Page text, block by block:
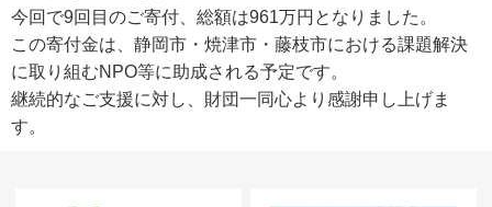
今回で9回目のご寄付、総額は961万円となりました。
この寄付金は、静岡市・焼津市・藤枝市における課題解決
に取り組むNPO等に助成される予定です。
継続的なご支援に対し、財団一同心より感謝申し上げま
す。